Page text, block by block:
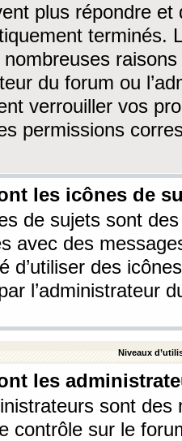
plus répondre
terminés.
nombreuses
du forum ou
verrouiller vos
permissions
les icônes de
de sujets sont
avec des
d’utiliser des
l’administrateur
Niveaux
les
sont
contrôle sur le